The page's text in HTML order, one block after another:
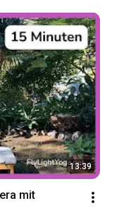
13:39
mit